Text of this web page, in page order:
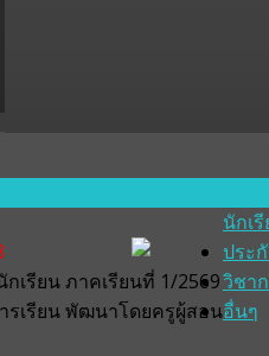
นักเ
เรียน ภาคเรียนที่ 1/2569
รเรียน พัฒนาโดยครูผู้สอน
ประ
วิชา
อื่นๆ